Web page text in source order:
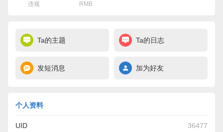
违规 RMB
Ta的主题 Ta的日志
发短消息 加为好友
个人资料
UID 36477